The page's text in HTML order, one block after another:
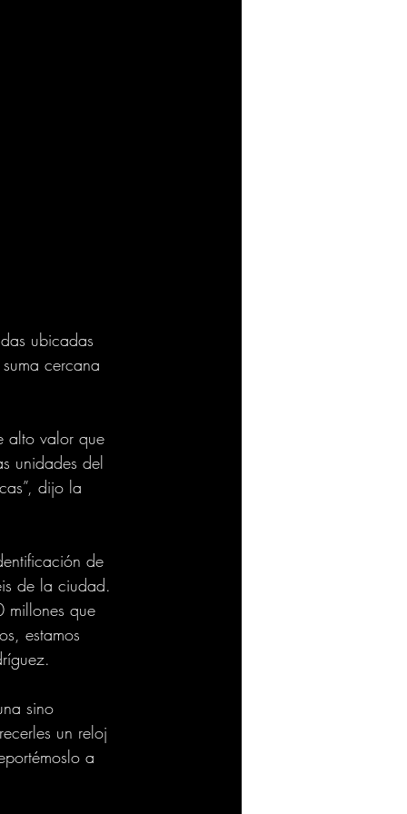
ubicadas
cercana
alto valor que
unidades del
dijo la
de
de la ciudad.
millones que
estamos
sino
un reloj
a